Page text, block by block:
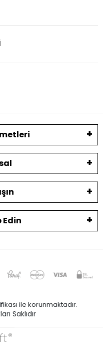
Edin
ile korunmaktadır.
Saklıdır